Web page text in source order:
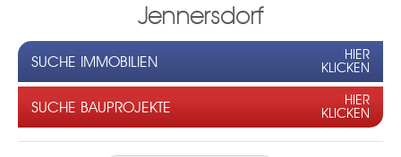
Jennersdorf
SUCHE IMMOBILIEN
HIER
KLICKEN
SUCHE BAUPROJEKTE
HIER
KLICKEN